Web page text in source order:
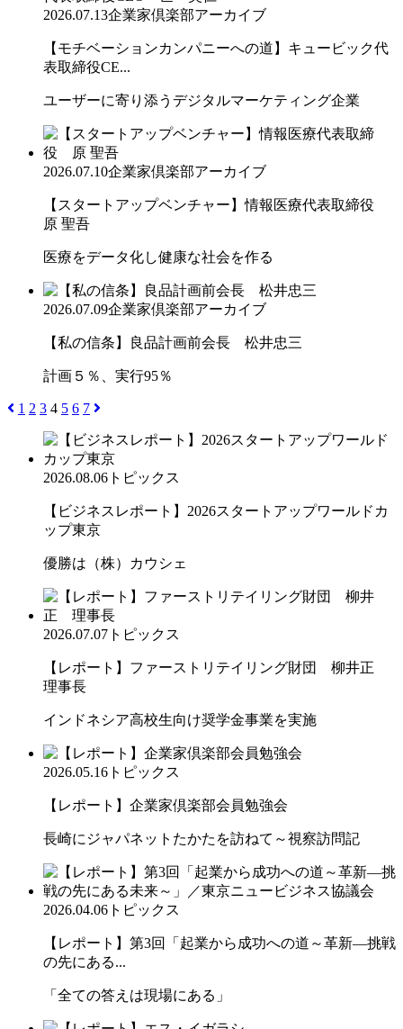
2026.07.13企業家倶楽部アーカイブ
【モチベーションカンパニーへの道】キュービック代
表取締役CE...
ユーザーに寄り添うデジタルマーケティング企業
2026.07.10企業家倶楽部アーカイブ
【スタートアップベンチャー】情報医療代表取締役
原 聖吾
医療をデータ化し健康な社会を作る
2026.07.09企業家倶楽部アーカイブ
【私の信条】良品計画前会長 松井忠三
計画５％、実行95％
1 2 3 4 5 6 7
2026.08.06 トピックス
【ビジネスレポート】2026スタートアップワールドカ
ップ東京
優勝は（株）カウシェ
2026.07.07 トピックス
【レポート】ファーストリテイリング財団 柳井正
理事長
インドネシア高校生向け奨学金事業を実施
2026.05.16 トピックス
【レポート】企業家倶楽部会員勉強会
長崎にジャパネットたかたを訪ねて～視察訪問記
2026.04.06 トピックス
【レポート】第3回「起業から成功への道～革新―挑戦
の先にある...
「全ての答えは現場にある」